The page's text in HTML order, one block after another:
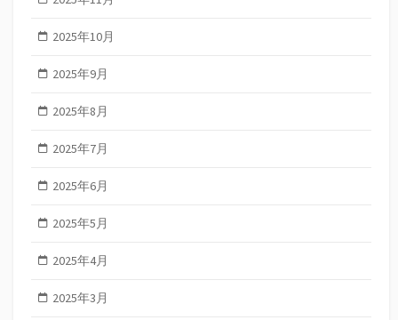
2025年10月
2025年9月
2025年8月
2025年7月
2025年6月
2025年5月
2025年4月
2025年3月